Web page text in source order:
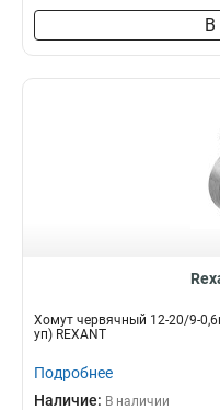
В
Хомут червячный 12-20/9-
уп) REXANT
Подробнее
Наличие: В наличии